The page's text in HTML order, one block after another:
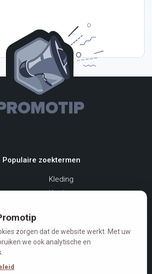
Populaire zoektermen
Kleding
Korting
Parfum
zorgen dat de website werkt. Met uw
we ook analytische en